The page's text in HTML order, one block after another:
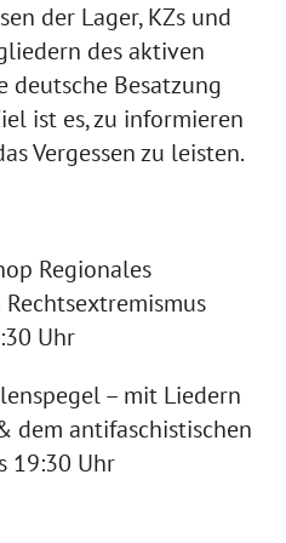
der Lager, KZs und
des aktiven
deutsche Besatzung
ist es, zu informieren
Vergessen zu leisten.
Regionales
Uhr
– mit Liedern
dem antifaschistischen
19:30 Uhr